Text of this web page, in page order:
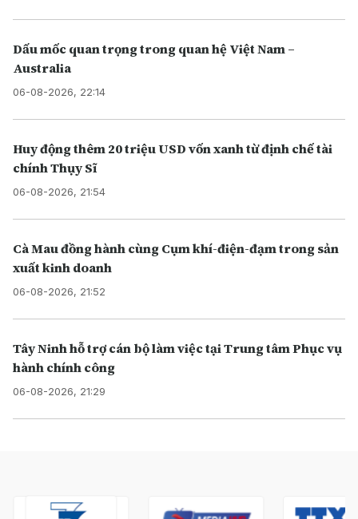
Dấu mốc quan trọng trong quan hệ Việt Nam –
Australia
06-08-2026, 22:14
Huy động thêm 20 triệu USD vốn xanh từ định chế tài
chính Thụy Sĩ
06-08-2026, 21:54
Cà Mau đồng hành cùng Cụm khí-điện-đạm trong sản
xuất kinh doanh
06-08-2026, 21:52
Tây Ninh hỗ trợ cán bộ làm việc tại Trung tâm Phục vụ
hành chính công
06-08-2026, 21:29